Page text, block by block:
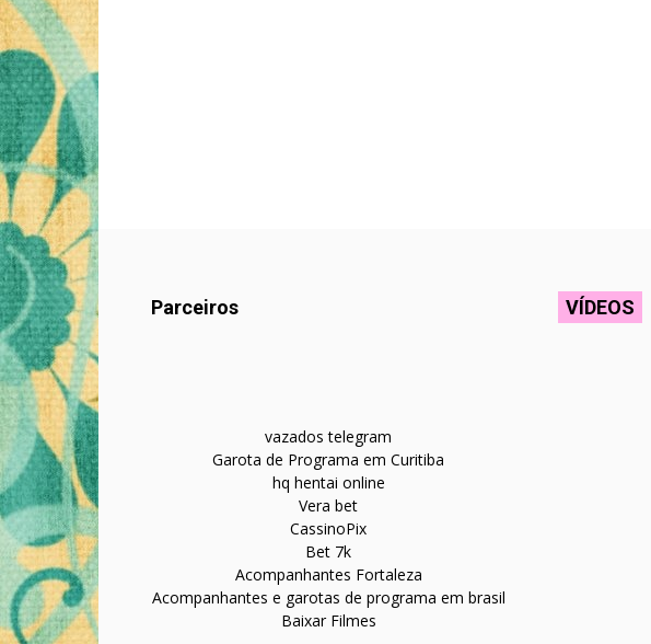
Parceiros
vazados telegram
Garota de Programa em Curitiba
hq hentai online
Vera bet
CassinoPix
Bet 7k
Acompanhantes Fortaleza
Acompanhantes e garotas de programa em brasil
Baixar Filmes
VÍDEOS